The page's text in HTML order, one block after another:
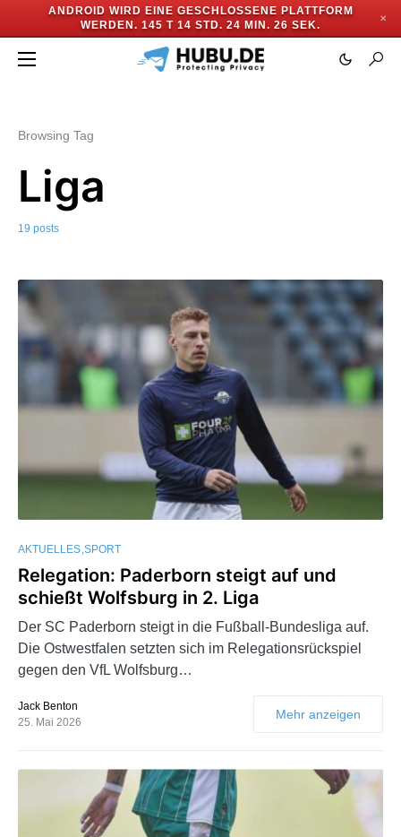
ANDROID WIRD EINE GESCHLOSSENE PLATTFORM
WERDEN. 145 T 14 STD. 24 MIN. 24 SEK.
✕
Browsing Tag
Liga
19 posts
AKTUELLES SPORT
Relegation: Paderborn steigt auf und
schießt Wolfsburg in 2. Liga
Der SC Paderborn steigt in die Fußball-Bundesliga auf.
Die Ostwestfalen setzten sich im Relegationsrückspiel
gegen den VfL Wolfsburg…
Jack Benton
25. Mai 2026
Mehr anzeigen